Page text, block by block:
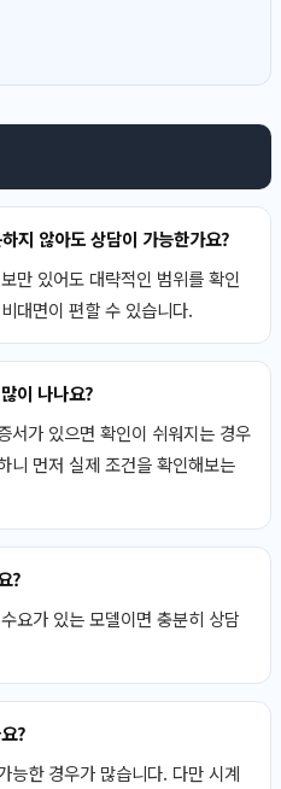
지 않아도 상담이 가능한가요?
만 있어도 대략적인 범위를 확인
대면이 편할 수 있습니다.
이 나나요?
서가 있으면 확인이 쉬워지는 경우
니 먼저 실제 조건을 확인해보는
?
요가 있는 모델이면 충분히 상담
?
능한 경우가 많습니다. 다만 시계